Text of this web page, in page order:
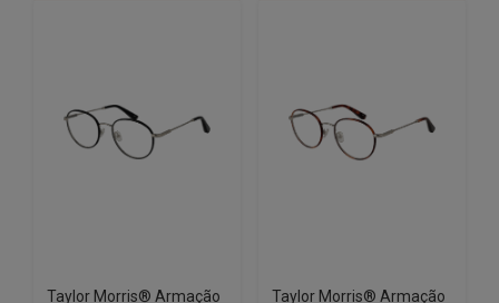
Taylor Morris® Armação
Taylor Morris® Armação